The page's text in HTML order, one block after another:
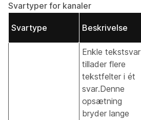
Svartyper for kanaler
Svartype Beskrivelse
Enkle tekstsvar
tillader flere
tekstfelter i ét
svar.Denne
opsætning
bryder lange